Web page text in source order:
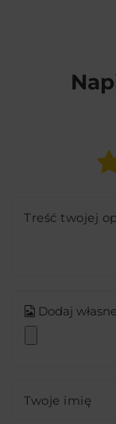
Treść twojej
Dodaj
Twoje imię